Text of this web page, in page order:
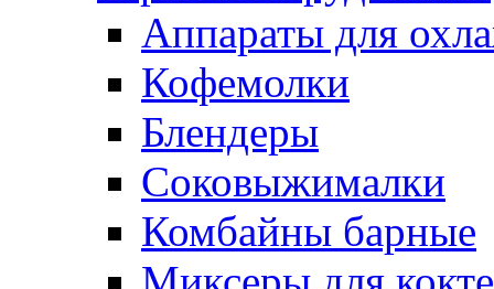
Аппараты для
Кофемолки
Блендеры
Соковыжималки
Комбайны барные